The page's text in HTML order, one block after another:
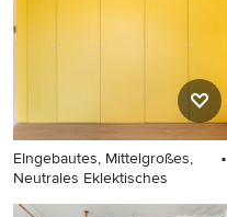
Stil, beigen Schränken,
braunem Holzboden, beigem
EIngebautes, Mittelgroßes,
Neutrales Eklektisches
EIngebautes, Mittelgroßes,